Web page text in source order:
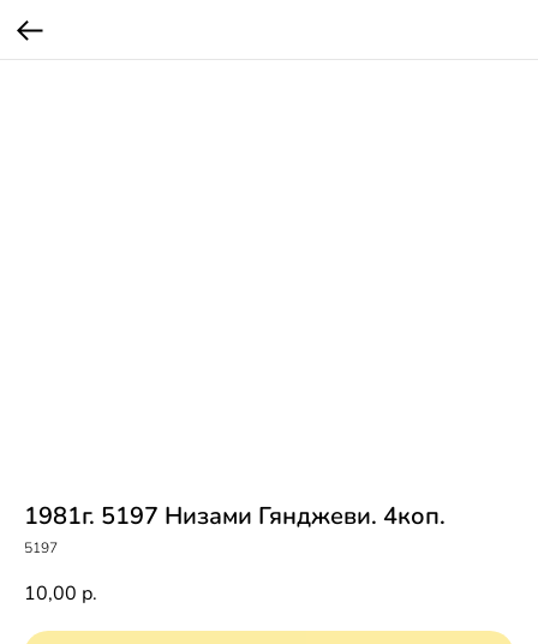
1981г. 5197 Низами Гянджеви. 4коп.
5197
10,00 р.